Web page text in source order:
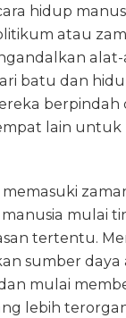
hidup
atau
batu dan
berpindah
lain untuk
mulai
tertentu.
sumber daya
mulai
lebih